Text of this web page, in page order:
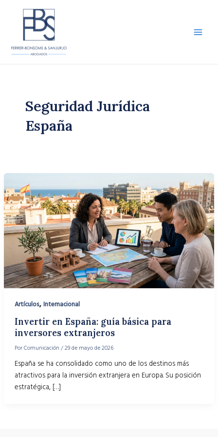
contenido
Seguridad Jurídica
España
Artículos, Internacional
Invertir en España: guía básica para
inversores extranjeros
PorComunicación /29 de mayo de 2026
España se ha consolidado como uno de los destinos más
atractivos para la inversión extranjera en Europa. Su posición
estratégica, […]